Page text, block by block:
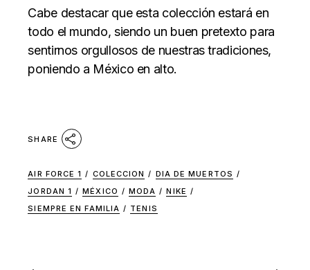
Cabe destacar que esta colección estará en
todo el mundo, siendo un buen pretexto para
sentirnos orgullosos de nuestras tradiciones,
poniendo a México en alto.
SHARE
AIR FORCE 1 / COLECCION / DIA DE MUERTOS /
JORDAN 1 / MÉXICO / MODA / NIKE /
SIEMPRE EN FAMILIA / TENIS